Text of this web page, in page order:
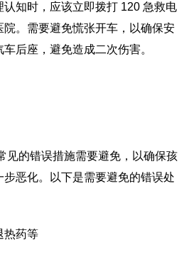
认知时，应该立即拨打 120 急救电
。需要避免慌张开车，以确保安
后座，避免造成二次伤害。
见的错误措施需要避免，以确保孩
恶化。以下是需要避免的错误处
热药等